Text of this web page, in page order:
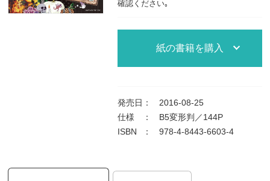
確認ください｡
紙の書籍を購入
発売日 ：
2016-08-25
仕様
：
B5変形判／144P
ISBN
： 978-4-8443-6603-4